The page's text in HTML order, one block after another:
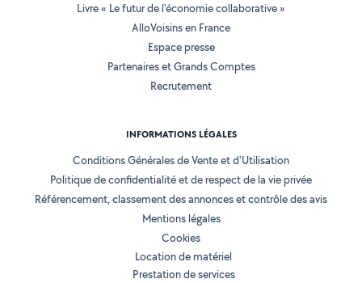
Livre « Le futur de l'économie collaborative »
AlloVoisins en France
Espace presse
Partenaires et Grands Comptes
Recrutement
INFORMATIONS LÉGALES
Conditions Générales de Vente et d'Utilisation
Politique de confidentialité et de respect de la vie privée
Référencement, classement des annonces et contrôle des avis
Mentions légales
Cookies
Location de matériel
Prestation de services